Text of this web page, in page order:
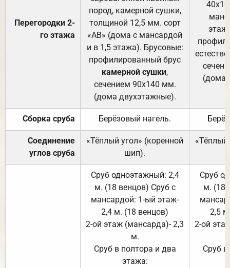
Перегородки 2-
го этажа
пород, камерной сушки,
толщиной 12,5 мм. сорт
«АВ» (дома с мансардой
и в 1,5 этажа). Брусовые:
профилированный брус
камерной сушки,
сечением 90х140 мм.
(дома двухэтажные).
(дома
Сборка сруба Берёзовый нагель.
Соединение
углов сруба
«Тёплый угол» (коренной
шип).
«Тёплый
Сруб одноэтажный: 2,4
м. (18 венцов) Сруб с
мансардой: 1-ый этаж-
2,4 м. (18 венцов)
2-ой этаж (мансарда)- 2,3
м.
Сруб в полтора и два
этажа:
Сруб
м. (18
2,5
2-ой
Сруб